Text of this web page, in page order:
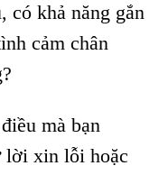
có khả năng gắn
cảm chân
mà bạn
lời xin lỗi hoặc